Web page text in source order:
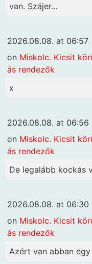
van. Szájer...
2026.08.08. at 06:57
on Miskolc. Kicsit
ás rendezők
x
2026.08.08. at 06:56
on Miskolc. Kicsit
ás rendezők
De legalább kockás
2026.08.08. at 06:30
on Miskolc. Kicsit
ás rendezők
Azért van abban egy